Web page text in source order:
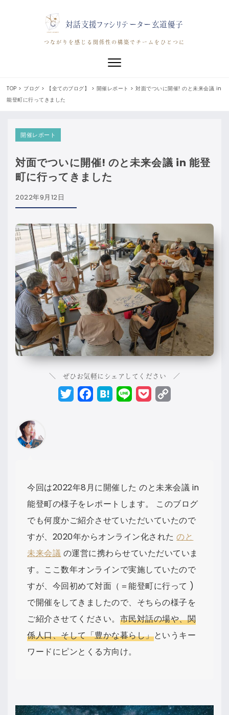
対話支援ファシリテーター玄道優子
つながりを感じる関係性の構築でチームをひとつに
Toggle navigation
TOP > ブログ > 【全てのブログ】 > 開催レポート > 対面でついに開催! のと未来会議 in
能登町に行ってきました
開催レポート
対面でついに開催! のと未来会議 in 能登
町に行ってきました
2022年9月12日
＼ ぜひお気軽にシェアしてください ／
TwitterFacebook
HatenaLine Pocket
今回は2022年8月に開催した のと未来会議 in
能登町の様子をレポートします。 このブログ
でも何度かご紹介させていただいていたので
すが、2020年からオンライン化されたのと
未来会議 の運営に携わらせていただいていま
す。ここ数年オンラインで実施していたので
すが、今回初めて対面（＝能登町に行って )
で開催をしてきましたので、そちらの様子を
ご紹介させてください。 市民対話の場や、関
係人口、そして「豊かな暮らし」というキー
ワードにピンとくる方向け。